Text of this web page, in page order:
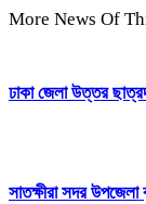
More News Of
ঢাকা জেলা উত্তর
সাতক্ষীরা সদর